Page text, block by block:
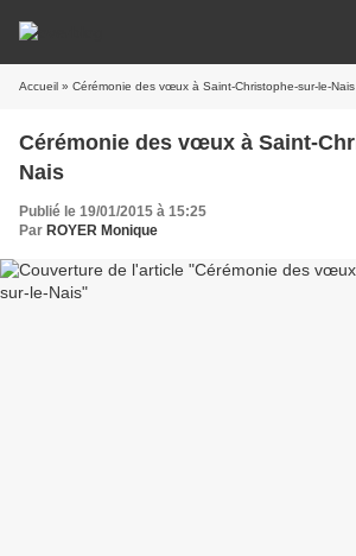
Accueil » Cérémonie des vœux à Saint-Christophe-sur-le-Nais
Cérémonie des vœux à Saint-
Nais
Publié le 19/01/2015 à 15:25
Par ROYER Monique